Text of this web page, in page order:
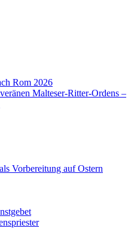
Rom 2026
Malteser-Ritter-Ordens –
Vorbereitung auf Ostern